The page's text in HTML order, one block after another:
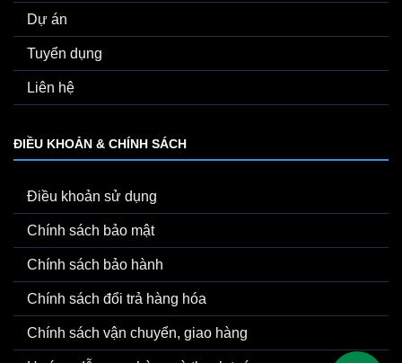
Dự án
Tuyển dụng
Liên hệ
ĐIỀU KHOẢN & CHÍNH SÁCH
Điều khoản sử dụng
Chính sách bảo mật
Chính sách bảo hành
Chính sách đổi trả hàng hóa
Chính sách vận chuyển, giao hàng